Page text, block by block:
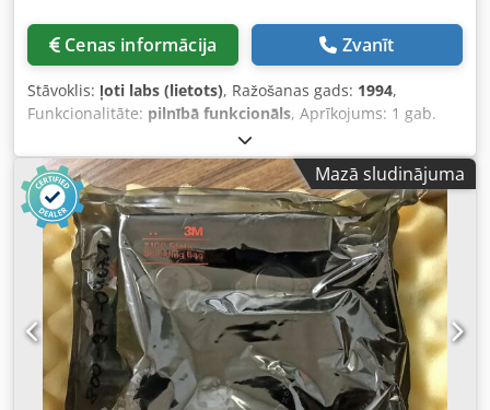
Cenas informācija Zvanīt
Stāvoklis: ļoti labs (lietots), Ražošanas gads: 1994,
Funkcionalitāte: pilnībā funkcionāls, Aprīkojums: 1 gab.
BIHLER P-CNC 200 vadības sistēma 1 gab. BIHLER trokšņu
aizsargkabinets 2 gab. spīļu padevēji pa labi 1 gab. spīļu
padevējs pa kreisi 4 gab. platleņķa slēdzenes agregāti
(metināšanas preses slēdzenes) 1 gab. BIHLER B 1000
metināšanas iekārta Darba zona: Stieples diametrs: 0,5 -
3,0 mm Lentas platums: max. 40 mm Padeves garums:
max. 240 mm Dkedpfx Alewxarqsgjr Veiktspēja: līdz 400
cikliem/min
Mazā sludinājuma